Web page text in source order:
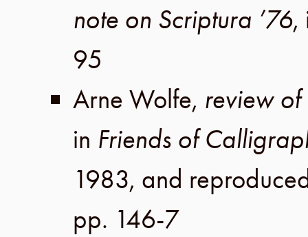
note on Scriptura ’76,
95
Arne Wolfe, review
in Friends of
1983, and
pp. 146-7